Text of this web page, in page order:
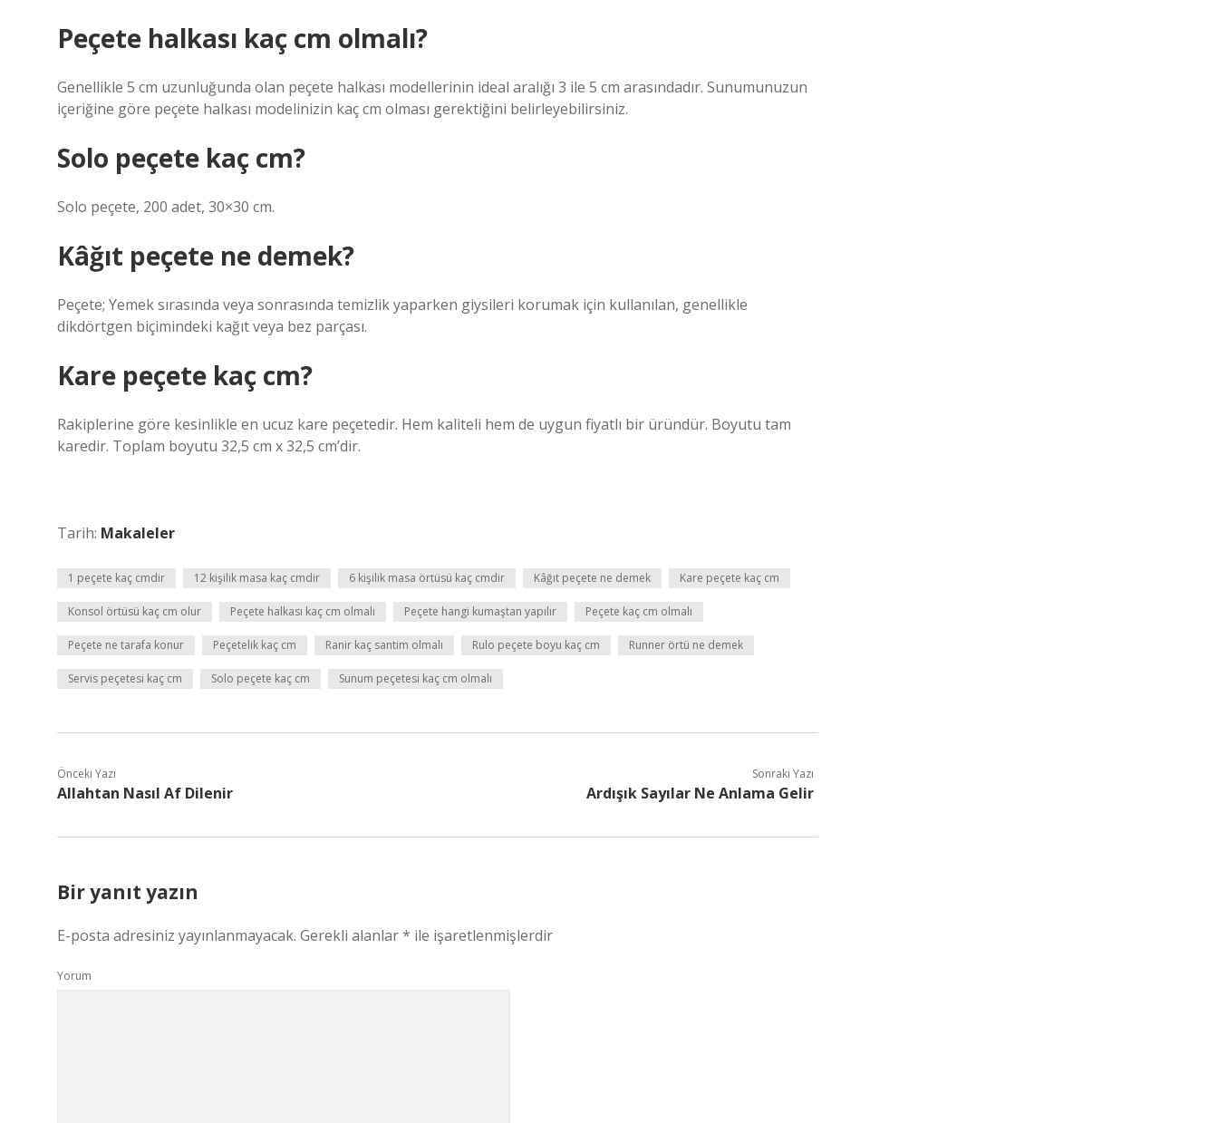
Peçete halkası kaç cm olmalı?
Genellikle 5 cm uzunluğunda olan peçete halkası modellerinin ideal aralığı 3 ile 5 cm arasındadır. Sunumunuzun
içeriğine göre peçete halkası modelinizin kaç cm olması gerektiğini belirleyebilirsiniz.
Solo peçete kaç cm?
Solo peçete, 200 adet, 30×30 cm.
Kâğıt peçete ne demek?
Peçete; Yemek sırasında veya sonrasında temizlik yaparken giysileri korumak için kullanılan, genellikle
dikdörtgen biçimindeki kağıt veya bez parçası.
Kare peçete kaç cm?
Rakiplerine göre kesinlikle en ucuz kare peçetedir. Hem kaliteli hem de uygun fiyatlı bir üründür. Boyutu tam
karedir. Toplam boyutu 32,5 cm x 32,5 cm’dir.
Tarih: Makaleler
1 peçete kaç cmdir 12 kişilik masa kaç cmdir 6 kişilik masa örtüsü kaç cmdir Kâğıt peçete ne demek Kare peçete kaç cm
Konsol örtüsü kaç cm olur Peçete halkası kaç cm olmalı Peçete hangi kumaştan yapılır Peçete kaç cm olmalı
Peçete ne tarafa konur Peçetelik kaç cm Ranir kaç santim olmalı Rulo peçete boyu kaç cm Runner örtü ne demek
Servis peçetesi kaç cm Solo peçete kaç cm Sunum peçetesi kaç cm olmalı
Önceki Yazı
Allahtan Nasıl Af Dilenir
Sonraki Yazı
Ardışık Sayılar Ne Anlama Gelir
Bir yanıt yazın
E-posta adresiniz yayınlanmayacak. Gerekli alanlar* ile işaretlenmişlerdir
Yorum